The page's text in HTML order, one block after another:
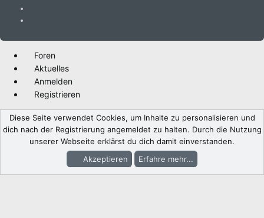
Foren
Aktuelles
Anmelden
Registrieren
Diese Seite verwendet Cookies, um Inhalte zu personalisieren und
dich nach der Registrierung angemeldet zu halten. Durch die Nutzung
unserer Webseite erklärst du dich damit einverstanden.
Akzeptieren
Erfahre mehr...